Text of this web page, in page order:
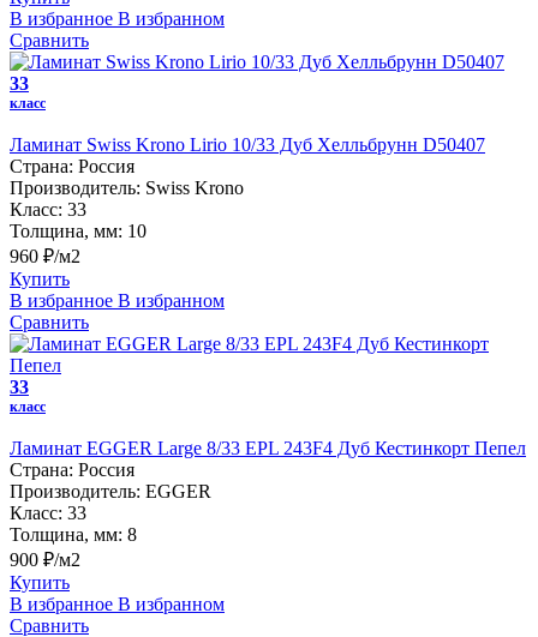
В избранное В избранном
Сравнить
33
класс
Ламинат Swiss Krono Lirio 10/33 Дуб Хелльбрунн D50407
Страна: Россия
Производитель: Swiss Krono
Класс: 33
Толщина, мм: 10
960 ₽/м2
Купить
В избранное В избранном
Сравнить
33
класс
Ламинат EGGER Large 8/33 EPL 243F4 Дуб Кестинкорт Пепел
Страна: Россия
Производитель: EGGER
Класс: 33
Толщина, мм: 8
900 ₽/м2
Купить
В избранное В избранном
Сравнить